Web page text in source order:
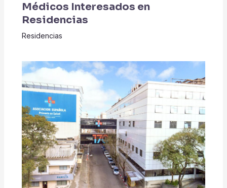
Médicos Interesados en
Residencias
Residencias